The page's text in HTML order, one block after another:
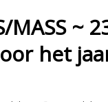
MASS ~
het